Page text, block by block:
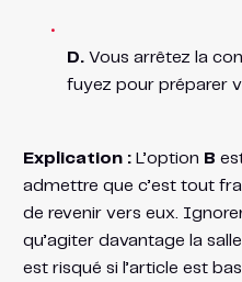
D.Vous arrêtez la
fuyez pour préparer
Explication :L’option B
admettre que c’est tout
de revenir vers eux.
qu’agiter davantage la
est risqué si l’article est